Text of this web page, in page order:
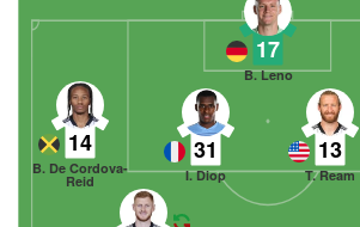
17
B. Leno
13
T. Ream
31
I. Diop
14
B. De Cordova-
Reid